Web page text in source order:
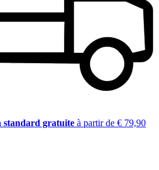
standard gratuite à partir de € 79,90